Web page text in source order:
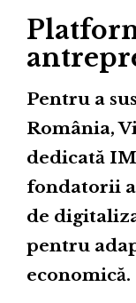
Pentru a
România,
dedicată
fondatorii
de
pentru
economică.